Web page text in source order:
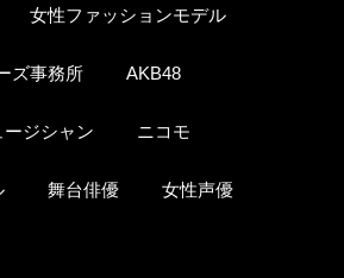
女性ファッションモデル
ズ事務所 AKB48
ジシャン ニコモ
舞台俳優 女性声優